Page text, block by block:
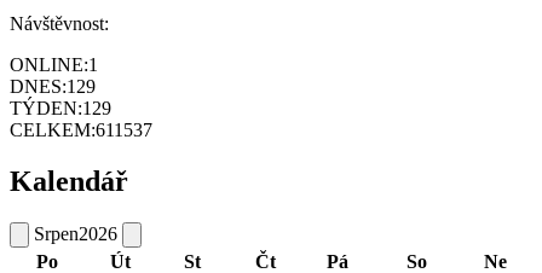
Návštěvnost:
ONLINE:1
DNES:129
TÝDEN:129
CELKEM:611537
Kalendář
Srpen2026
Po
Út St Čt Pá So
Ne